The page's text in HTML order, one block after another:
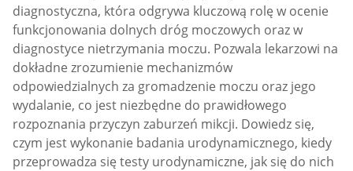
diagnostyczna, która odgrywa kluczową rolę w ocenie
funkcjonowania dolnych dróg moczowych oraz w
diagnostyce nietrzymania moczu. Pozwala lekarzowi na
dokładne zrozumienie mechanizmów
odpowiedzialnych za gromadzenie moczu oraz jego
wydalanie, co jest niezbędne do prawidłowego
rozpoznania przyczyn zaburzeń mikcji. Dowiedz się,
czym jest wykonanie badania urodynamicznego, kiedy
przeprowadza się testy urodynamiczne, jak się do nich